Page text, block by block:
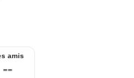
amis
--